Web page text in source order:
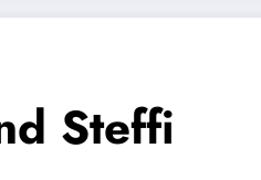
Steffi